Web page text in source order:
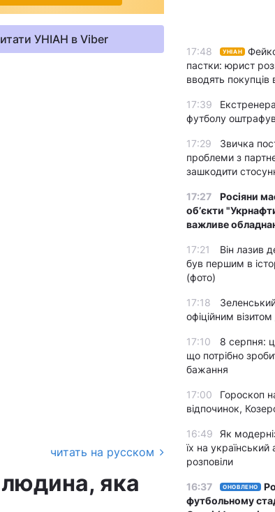
УНІАН в Viber
читать на русском
людина, яка
17:48 УНІАН
пастки: юрист
вводять покупців
17:39
футболу
17:29
Звичка
проблеми з
зашкодити
17:27
Росіяни
обʼєкти
важливе
17:21
Він лазив
був першим в
(фото)
17:18
офіційним
17:10
8 серпня:
що потрібно
бажання
17:00
Гороскоп
відпочинок,
16:49
Як
їх на український
розповіли
16:37 ОНОВЛЕНО
футбольному